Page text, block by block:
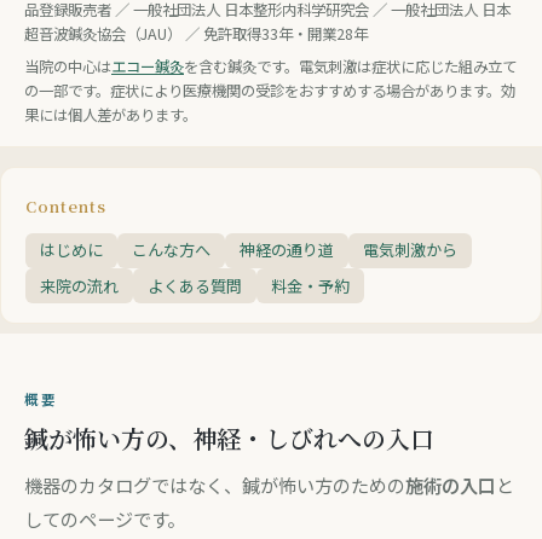
品登録販売者 ／ 一般社団法人 日本整形内科学研究会 ／ 一般社団法人 日本
超音波鍼灸協会（JAU） ／ 免許取得33年・開業28年
当院の中心はエコー鍼灸を含む鍼灸です。電気刺激は症状に応じた組み立て
の一部です。症状により医療機関の受診をおすすめする場合があります。効
果には個人差があります。
Contents
はじめに
こんな方へ 神経の通り道
電気刺激から
来院の流れ
よくある質問 料金・予約
概要
鍼が怖い方の、神経・しびれへの入口
機器のカタログではなく、鍼が怖い方のための施術の入口 と
してのページです。